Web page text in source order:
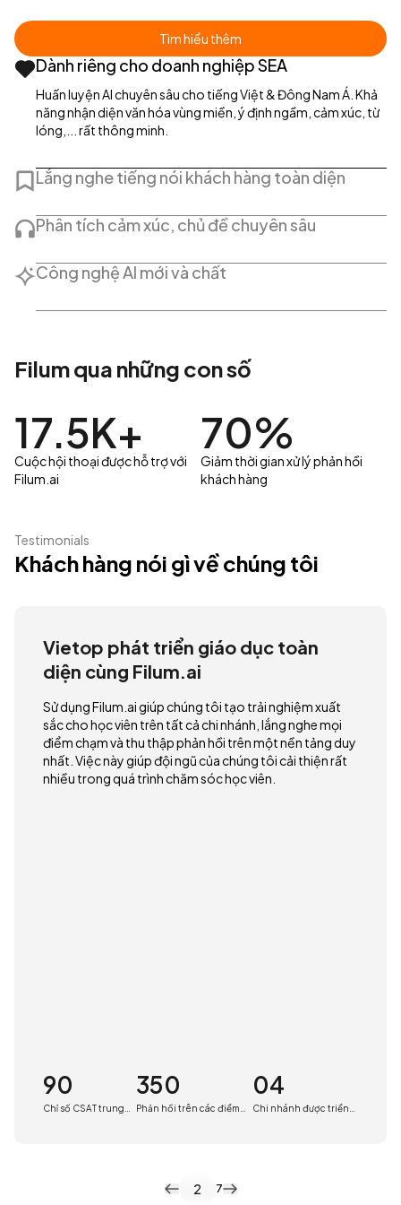
Tìm hiểu thêm
Dành riêng cho doanh nghiệp SEA
Huấn luyện AI chuyên sâu cho tiếng Việt & Đông Nam Á. Khả
năng nhận diện văn hóa vùng miền, ý định ngầm, cảm xúc, từ
lóng,... rất thông minh.
Lắng nghe tiếng nói khách hàng toàn diện
Tự động thu thập và quản lý ý kiến khách hàng từ mọi điểm
TMĐT,...
Phân tích cảm xúc, chủ đề chuyên sâu
Phân tích từng tin nhắn và feedback. Nắm bắt sắc thái cảm
tảng.
Công nghệ AI mới và chất
Sử dụng các mô hình AI mới nhất, học sâu (Deep Learning),
Filum qua những con số
17.5K+
Cuộc hội thoại được hỗ trợ với
Filum.ai
70%
Giảm thời gian xử lý phản hồi
khách hàng
Testimonials
Khách hàng nói gì về chúng tôi
Vietop phát triển giáo dục toàn
diện cùng Filum.ai
Sử dụng Filum.ai giúp chúng tôi tạo trải nghiệm xuất
sắc cho học viên trên tất cả chi nhánh, lắng nghe mọi
điểm chạm và thu thập phản hồi trên một nền tảng duy
nhất. Việc này giúp đội ngũ của chúng tôi cải thiện rất
nhiều trong quá trình chăm sóc học viên.
90
Chỉ số CSAT trung
350
Phản hồi trên các điểm
04
Chi nhánh được triển
2 7